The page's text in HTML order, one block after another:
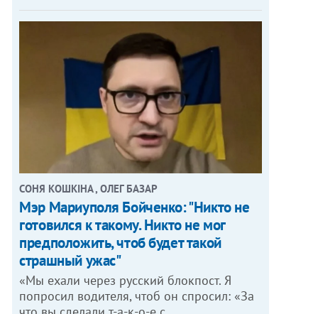
СОНЯ КОШКІНА , ОЛЕГ БАЗАР
Мэр Мариуполя Бойченко: "Никто не
готовился к такому. Никто не мог
предположить, чтоб будет такой
страшный ужас"
«Мы ехали через русский блокпост. Я
попросил водителя, чтоб он спросил: «За